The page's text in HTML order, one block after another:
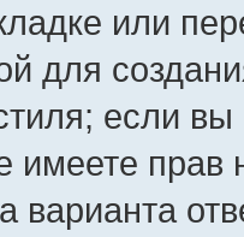
или
для
если
прав
варианта